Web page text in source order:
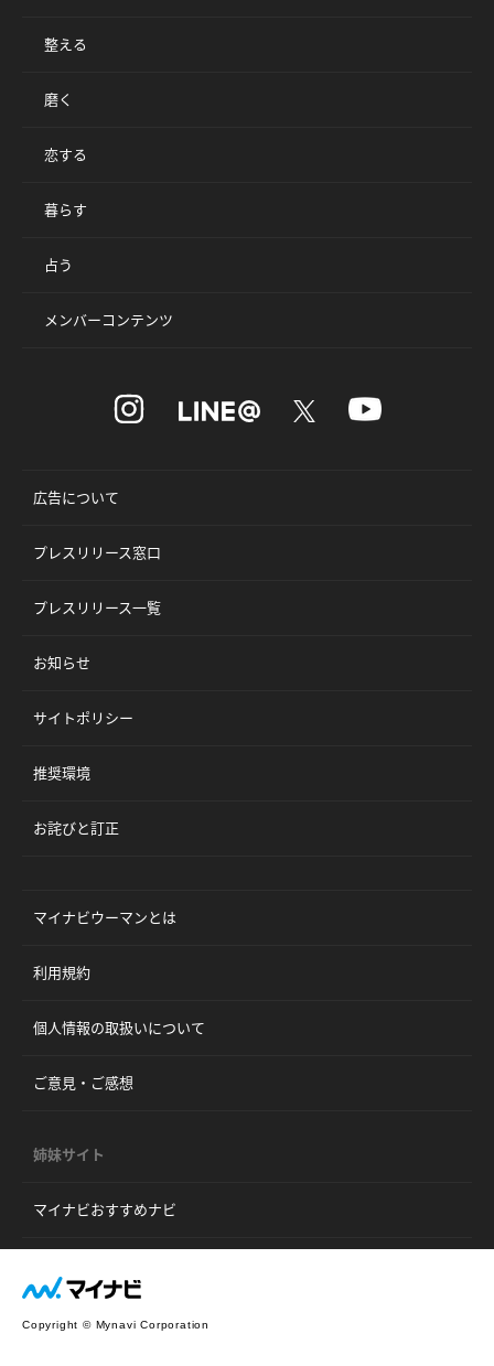
整える
磨く
恋する
暮らす
占う
メンバーコンテンツ
広告について
プレスリリース窓口
プレスリリース一覧
お知らせ
サイトポリシー
推奨環境
お詫びと訂正
マイナビウーマンとは
利用規約
個人情報の取扱いについて
ご意見・ご感想
姉妹サイト
マイナビおすすめナビ
Copyright © Mynavi Corporation